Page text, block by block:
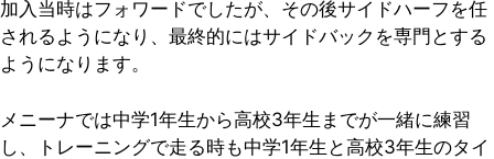
加入当時はフォワードでしたが、その後サイドハーフを任
されるようになり、最終的にはサイドバックを専門とする
ようになります。
メニーナでは中学1年生から高校3年生までが一緒に練習
し、トレーニングで走る時も中学1年生と高校3年生のタイ